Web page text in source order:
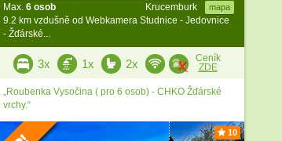
Krucemburk mapa
Max. 6 osob
9.2 km vzdušně od Webkamera Studnice - Jedovnice
- Žďárské...
3x 1x 2x
Ceník
ZDE
„Roubenka Vysočina ( pro 6 osob) - CHKO Žďárské
vrchy.“
10